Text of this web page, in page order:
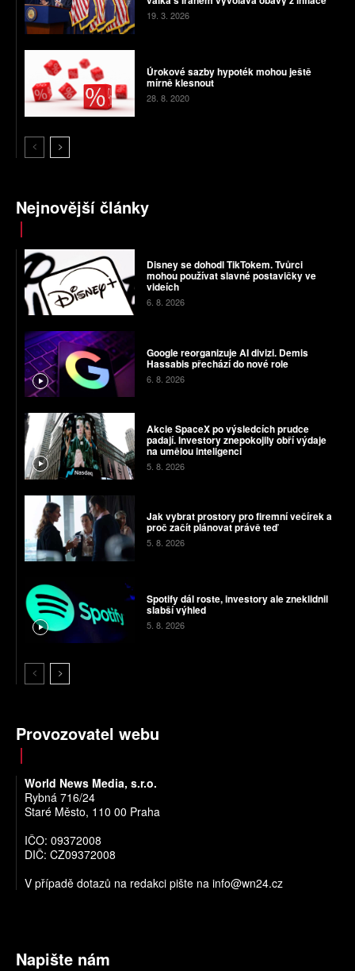
19. 3. 2026
Úrokové sazby hypoték mohou ještě
mírně klesnout
28. 8. 2020
Nejnovější články
Disney se dohodl TikTokem. Tvůrci
mohou používat slavné postavičky ve
videích
6. 8. 2026
Google reorganizuje AI divizi. Demis
Hassabis přechází do nové role
6. 8. 2026
Akcie SpaceX po výsledcích prudce
padají. Investory znepokojily obří výdaje
na umělou inteligenci
5. 8. 2026
Jak vybrat prostory pro firemní večírek a
proč začít plánovat právě teď
5. 8. 2026
Spotify dál roste, investory ale zneklidnil
slabší výhled
5. 8. 2026
Provozovatel webu
World News Media, s.r.o.
Rybná 716/24
Staré Město, 110 00 Praha
IČO: 09372008
DIČ: CZ09372008
V případě dotazů na redakci pište na info@wn24.cz
Napište nám